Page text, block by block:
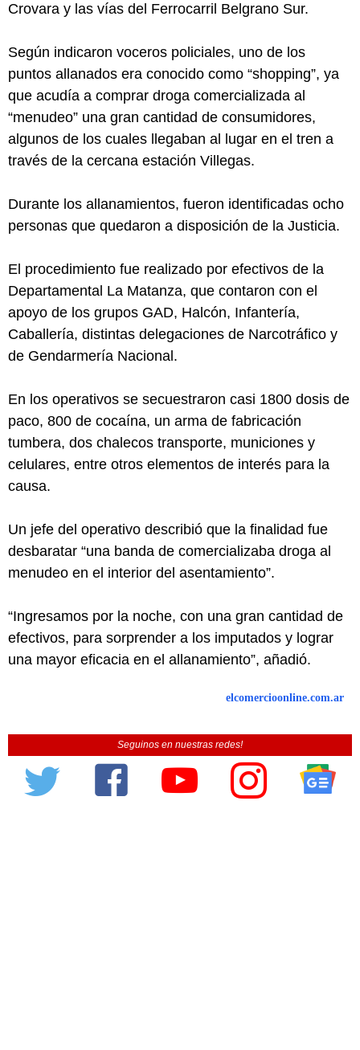
Crovara y las vías del Ferrocarril Belgrano Sur.
Según indicaron voceros policiales, uno de los
puntos allanados era conocido como “shopping”, ya
que acudía a comprar droga comercializada al
“menudeo” una gran cantidad de consumidores,
algunos de los cuales llegaban al lugar en el tren a
través de la cercana estación Villegas.
Durante los allanamientos, fueron identificadas ocho
personas que quedaron a disposición de la Justicia.
El procedimiento fue realizado por efectivos de la
Departamental La Matanza, que contaron con el
apoyo de los grupos GAD, Halcón, Infantería,
Caballería, distintas delegaciones de Narcotráfico y
de Gendarmería Nacional.
En los operativos se secuestraron casi 1800 dosis de
paco, 800 de cocaína, un arma de fabricación
tumbera, dos chalecos transporte, municiones y
celulares, entre otros elementos de interés para la
causa.
Un jefe del operativo describió que la finalidad fue
desbaratar “una banda de comercializaba droga al
menudeo en el interior del asentamiento”.
“Ingresamos por la noche, con una gran cantidad de
efectivos, para sorprender a los imputados y lograr
una mayor eficacia en el allanamiento”, añadió.
elcomercioonline.com.ar
Seguinos en nuestras redes!